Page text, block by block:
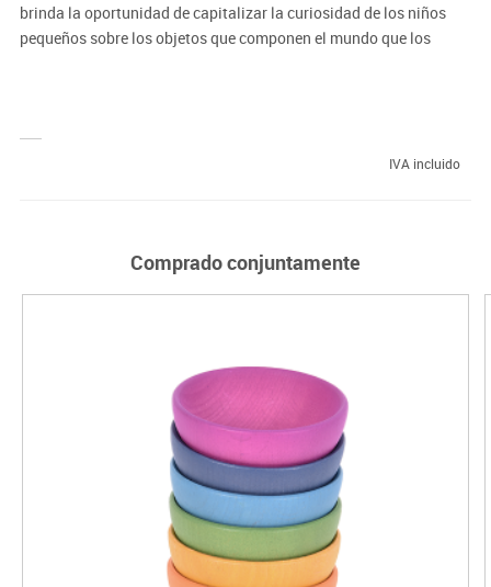
brinda la oportunidad de capitalizar la curiosidad de los niños
pequeños sobre los objetos que componen el mundo que los
La palabra heurística deriva de la palabra griega
y describe una forma intuitiva de enfrentar
explorar e investigar a su manera, aplicando sus propias ideas
creativas y construyendo sobre sus propias experiencias.
IVA incluido
Comprado conjuntamente